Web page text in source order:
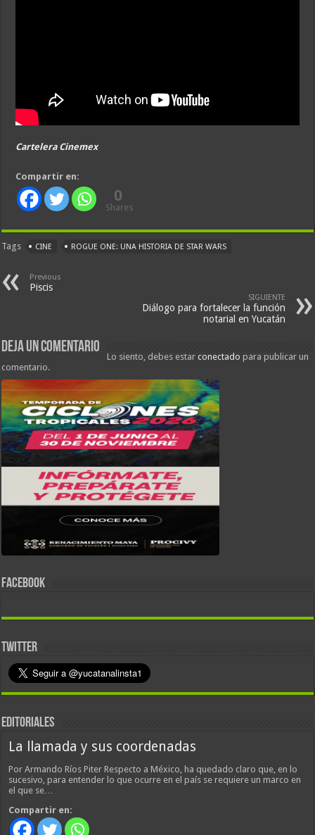
Cartelera Cinemex
Compartir en:
0
Shares
Tags CINE ROGUE ONE: UNA HISTORIA DE STAR WARS
Previous
Piscis
SIGUIENTE
Diálogo para fortalecer la función
notarial en Yucatán
Deja un comentario
Lo siento, debes estarconectado para publicar un
comentario.
FACEBOOK
TWITTER
EDITORIALES
La llamada y sus coordenadas
Por Armando Ríos Piter Respecto a México, ha quedado claro que, en lo
sucesivo, para entender lo que ocurre en el país se requiere un marco en
el que se…
Compartir en: